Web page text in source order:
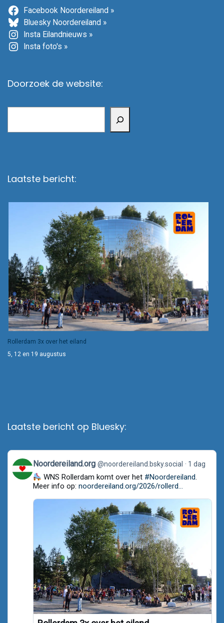
Facebook Noordereiland »
Bluesky Noordereiland »
Insta Eilandnieuws »
Insta foto's »
Doorzoek de website:
Laatste bericht:
Rollerdam 3x over het eiland
5, 12 en 19 augustus
Laatste bericht op Bluesky:
View
post
by
Noordereiland.org
Noordereiland.org @noordereiland.bsky.social 1 dag
WNS Rollerdam komt over het #Noordereiland.
Meer info op: noordereiland.org/2026/rollerd...